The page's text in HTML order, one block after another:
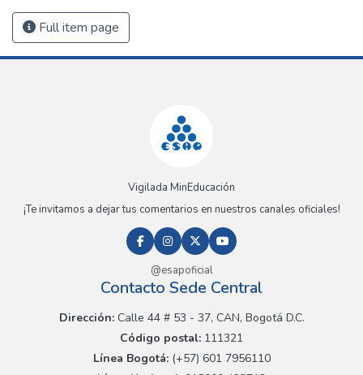
Full item page
Vigilada MinEducación
¡Te invitamos a dejar tus comentarios en nuestros canales oficiales!
@esapoficial
Contacto Sede Central
Dirección:Calle 44 # 53 - 37, CAN, Bogotá D.C.
Código postal: 111321
Línea Bogotá:(+57) 601 7956110